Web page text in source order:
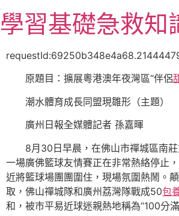
至
主
學習基礎急救知
原題目：擴展粵港澳年夜灣區“伴侶
潮水體育成長同盟現雛形（主題）
廣州日報全媒體記者 孫嘉暉
8月30日早晨，在佛山市禪城區南莊
一場廣佛籃球友情賽正在非常熱絡停止
近將籃球場團團圍住，現場氛圍熱鬧。
取，佛山禪城隊和廣州荔灣隊戰成50包
和，被市平易近球迷親熱地稱為“100分滿